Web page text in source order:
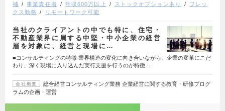
補
事業責任者 年収600万以上 ストックオプションあり
フレッ
クス勤務
リモートワーク可能
当社のクライアントの中でも特に、住宅・
不動産業界に属する中堅・中小企業の経営
層を対象に、経営と現場に…
■コンサルティングの特徴 業界構造の変化に向き合いながら、企業の変革にこだ
わり、深く現場に入り込んだ実行支援を行うのが特徴…
会社概要
総合経営コンサルティング業務 企業経営に関する教育・研修プログ
ラムの企画・運営